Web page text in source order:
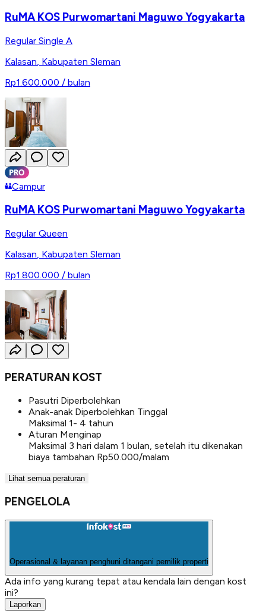
RuMA KOS Purwomartani Maguwo Yogyakarta
Regular Single A
Kalasan Kabupaten Sleman
Rp1.600.000 / bulan
Campur
RuMA KOS Purwomartani Maguwo Yogyakarta
Regular Queen
Kalasan, Kabupaten Sleman
Rp1.800.000 / bulan
PERATURAN KOST
Pasutri Diperbolehkan
Anak-anak Diperbolehkan Tinggal
Maksimal 1- 4 tahun
Aturan Menginap
Maksimal 3 hari dalam 1 bulan, setelah itu dikenakan
biaya tambahan Rp50.000/malam
Lihat semua peraturan
PENGELOLA
Operasional & layanan penghuni ditangani pemilik properti
Ada info yang kurang tepat atau kendala lain dengan kost
ini?
Laporkan